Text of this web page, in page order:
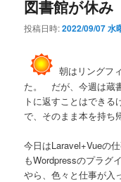
図書館が休み
投稿日時:2022/09/07 水
朝はリングフ
た。 だが、今週は蔵
トに返すことはでき
で、そのまま本を持ち
今日はLaravel+Vueの
もWordpressのプラグ
やら、色々と仕事が入